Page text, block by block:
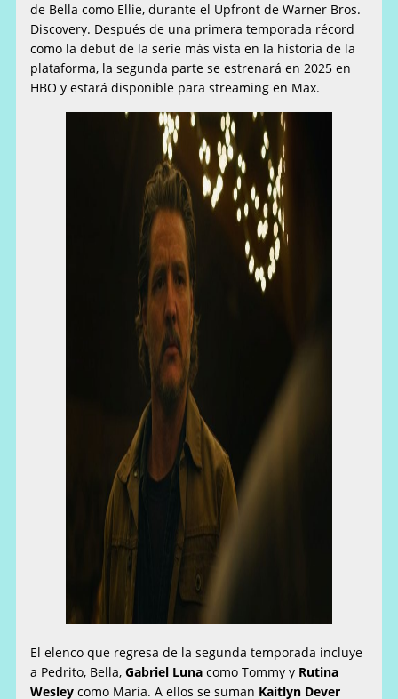
de Bella como Ellie, durante el Upfront de Warner Bros.
Discovery. Después de una primera temporada récord
como la debut de la serie más vista en la historia de la
plataforma, la segunda parte se estrenará en 2025 en
HBO y estará disponible para streaming en Max.
El elenco que regresa de la segunda temporada incluye
a Pedrito, Bella,Gabriel Lunacomo Tommy y Rutina
Wesley como María. A ellos se suman Kaitlyn Dever